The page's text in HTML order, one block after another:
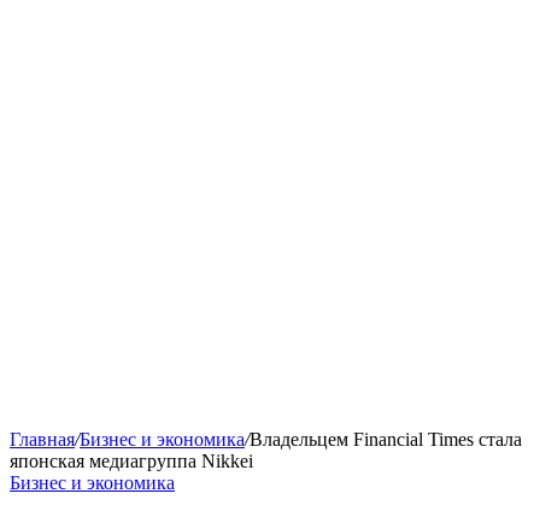
Главная/Бизнес и экономика/Владельцем Financial Times стала
японская медиагруппа Nikkei
Бизнес и экономика